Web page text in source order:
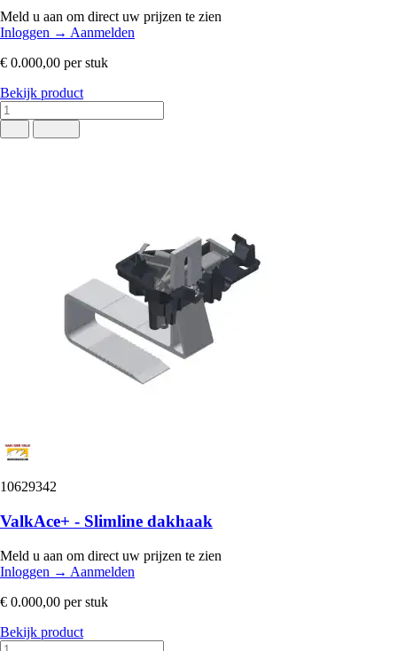
Meld u aan om direct uw prijzen te zien
Inloggen → Aanmelden
€ 0.000,00 per stuk
Bekijk product
10629342
ValkAce+ - Slimline dakhaak
Meld u aan om direct uw prijzen te zien
Inloggen → Aanmelden
€ 0.000,00 per stuk
Bekijk product